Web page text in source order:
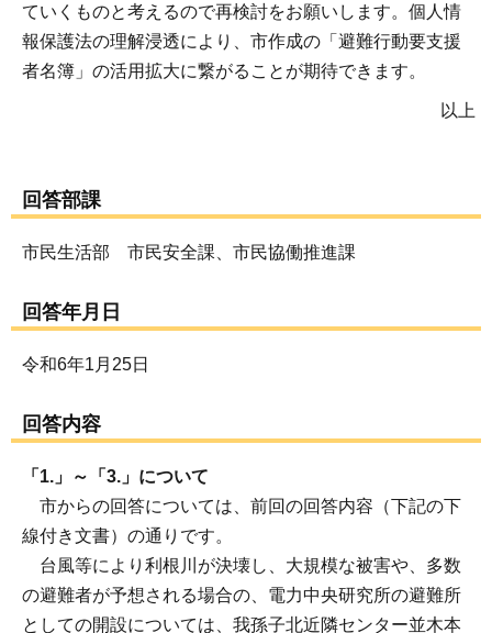
ていくものと考えるので再検討をお願いします。個人情
報保護法の理解浸透により、市作成の「避難行動要支援
者名簿」の活用拡大に繋がることが期待できます。
以上
回答部課
市民生活部 市民安全課、市民協働推進課
回答年月日
令和6年1月25日
回答内容
「1.」～「3.」について
市からの回答については、前回の回答内容（下記の下
線付き文書）の通りです。
台風等により利根川が決壊し、大規模な被害や、多数
の避難者が予想される場合の、電力中央研究所の避難所
としての開設については、我孫子北近隣センター並木本